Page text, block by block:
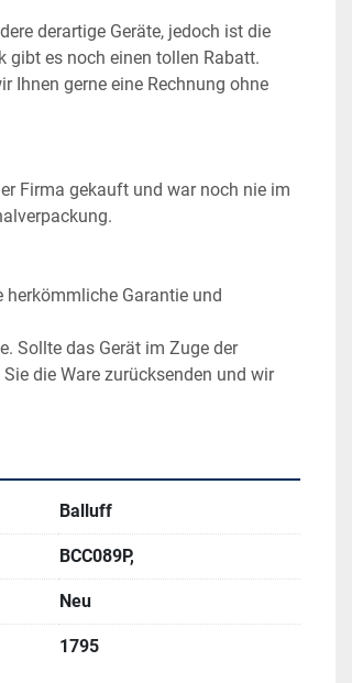
derartige Geräte, jedoch ist die
gibt es noch einen tollen Rabatt.
Ihnen gerne eine Rechnung ohne
Firma gekauft und war noch nie im
herkömmliche Garantie und
Sollte das Gerät im Zuge der
die Ware zurücksenden und wir
Balluff
BCC089P,
Neu
1795